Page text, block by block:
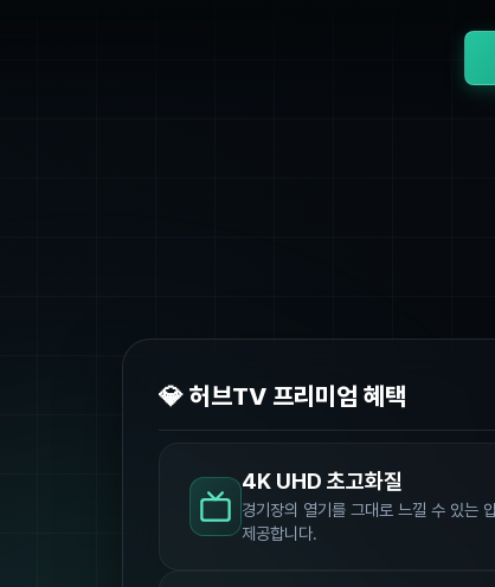
💎 허브TV 프리미엄 혜택
4K UHD 초고화질
경기장의 열기를 그대로 느낄 수 있는
제공합니다.